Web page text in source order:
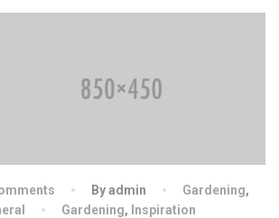
By admin Gardening,
Gardening, Inspiration